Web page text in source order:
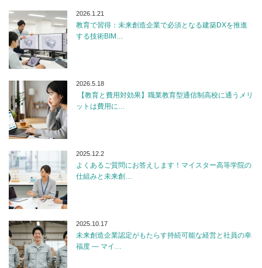
2026.1.21
教育で習得：未来創造企業で必須となる建築DXを推進
する技術BIM…
2026.5.18
【教育と費用対効果】職業教育型通信制高校に通うメリ
ットは費用に…
2025.12.2
よくあるご質問にお答えします！マイスター高等学院の
仕組みと未来創…
2025.10.17
未来創造企業認定がもたらす持続可能な経営と社員の幸
福度 — マイ…